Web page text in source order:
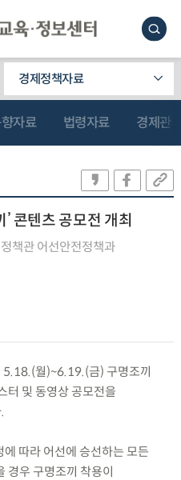
경제정책자료
자료 법령자료 경제관
콘텐츠 공모전 개최
책관 어선안전정책과
5.18.(월)~6.19.(금) 구명조끼
터 및 동영상 공모전을
에 따라 어선에 승선하는 모든
경우 구명조끼 착용이